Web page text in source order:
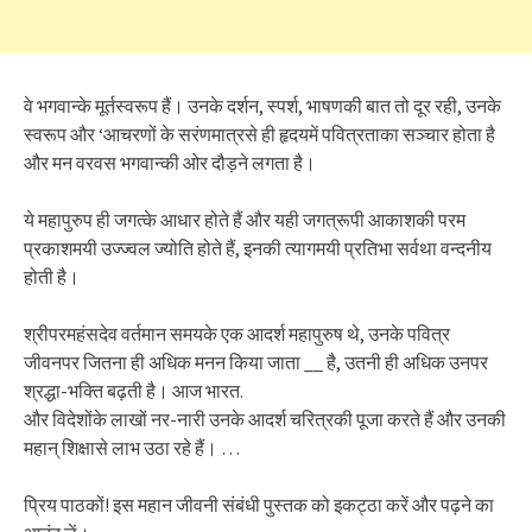
वे भगवान्के मूर्तस्वरूप हैं। उनके दर्शन, स्पर्श, भाषणकी बात तो दूर रही, उनके
स्वरूप और ‘आचरणों के सरंणमात्रसे ही हृदयमें पवित्रताका सञ्चार होता है
और मन वरवस भगवान्की ओर दौड़ने लगता है।
ये महापुरुप ही जगत्के आधार होते हैं और यही जगत्रूपी आकाशकी परम
प्रकाशमयी उज्ज्वल ज्योति होते हैं, इनकी त्यागमयी प्रतिभा सर्वथा वन्दनीय
होती है।
श्रीपरमहंसदेव वर्तमान समयके एक आदर्श महापुरुष थे, उनके पवित्र
जीवनपर जितना ही अधिक मनन किया जाता __ है, उतनी ही अधिक उनपर
श्रद्धा-भक्ति बढ़ती है। आज भारत.
और विदेशोंके लाखों नर-नारी उनके आदर्श चरित्रकी पूजा करते हैं और उनकी
महान् शिक्षासे लाभ उठा रहे हैं। …
प्रिय पाठकों! इस महान जीवनी संबंधी पुस्तक को इकट्ठा करें और पढ़ने का